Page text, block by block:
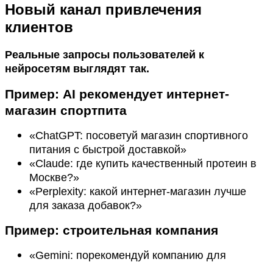
Новый канал привлечения
клиентов
Реальные запросы пользователей к
нейросетям выглядят так.
Пример: AI рекомендует интернет-
магазин спортпита
«ChatGPT: посоветуй магазин спортивного
питания с быстрой доставкой»
«Claude: где купить качественный протеин в
Москве?»
«Perplexity: какой интернет-магазин лучше
для заказа добавок?»
Пример: строительная компания
«Gemini: порекомендуй компанию для